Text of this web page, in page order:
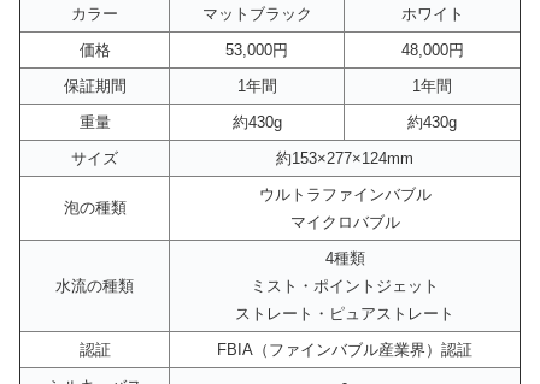
カラー
マットブラック
ホワイト
価格
53,000円
48,000円
保証期間
1年間
1年間
重量
約430g
約430g
サイズ
約153×277×124mm
泡の種類
ウルトラファインバブル
マイクロバブル
水流の種類
4種類
ミスト・ポイントジェット
ストレート・ピュアストレート
認証
FBIA（ファインバブル産業界）認証